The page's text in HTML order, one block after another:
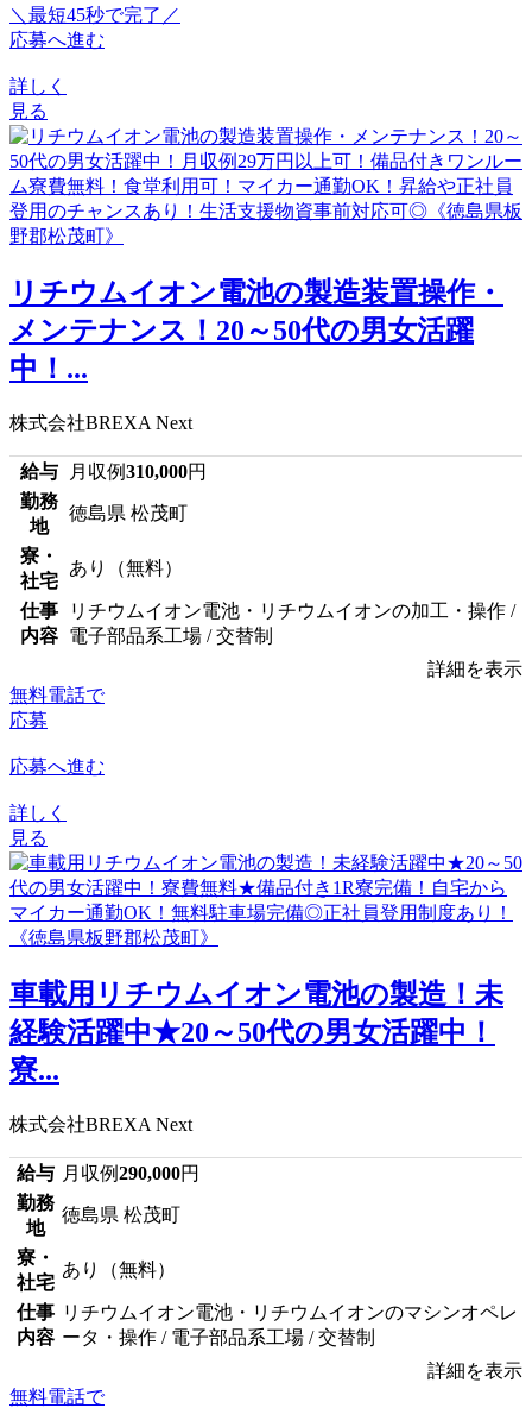
＼最短45秒で完了／
応募へ進む
詳しく
見る
リチウムイオン電池の製造装置操作・
メンテナンス！20～50代の男女活躍
中！...
株式会社BREXA Next
給与 月収例310,000円
勤務
地
徳島県 松茂町
寮・
社宅
あり（無料）
仕事
内容
リチウムイオン電池・リチウムイオンの加工・操作 /
電子部品系工場 / 交替制
詳細を表示
無料電話で
応募
応募へ進む
詳しく
見る
車載用リチウムイオン電池の製造！未
経験活躍中★20～50代の男女活躍中！
寮...
株式会社BREXA Next
給与 月収例290,000円
勤務
地
徳島県 松茂町
寮・
社宅
あり（無料）
仕事
内容
リチウムイオン電池・リチウムイオンのマシンオペレ
ータ・操作 / 電子部品系工場 / 交替制
詳細を表示
無料電話で